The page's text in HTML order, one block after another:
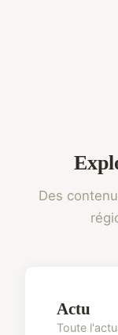
Des
Actu
Toute